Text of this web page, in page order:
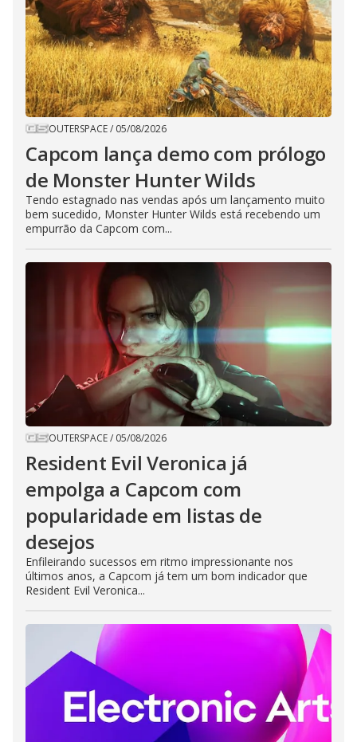
OUTERSPACE/ 05/08/2026
Capcom lança demo com prólogo
de Monster Hunter Wilds
Tendo estagnado nas vendas após um lançamento muito
bem sucedido, Monster Hunter Wilds está recebendo um
empurrão da Capcom com...
OUTERSPACE/ 05/08/2026
Resident Evil Veronica já
empolga a Capcom com
popularidade em listas de
desejos
Enfileirando sucessos em ritmo impressionante nos
últimos anos, a Capcom já tem um bom indicador que
Resident Evil Veronica...